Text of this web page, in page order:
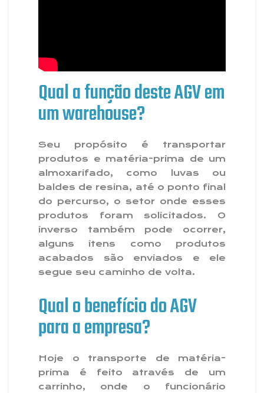
Qual a função deste AGV em
um warehouse?
Seu propósito é transportar
produtos e matéria-prima de um
almoxarifado, como luvas ou
baldes de resina, até o ponto final
do percurso, o setor onde esses
produtos foram solicitados. O
inverso também pode ocorrer,
alguns itens como produtos
acabados são enviados e ele
segue seu caminho de volta.
Qual o benefício do AGV
para a empresa?
Hoje o transporte de matéria-
prima é feito através de um
carrinho, onde o funcionário